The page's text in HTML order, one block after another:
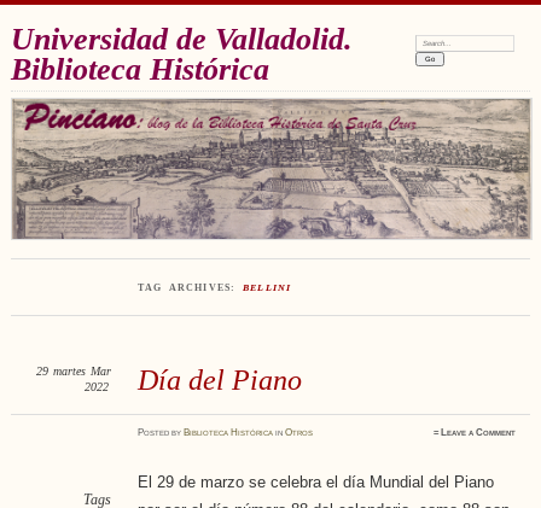
Universidad de Valladolid.
Biblioteca Histórica
Search:
TAG ARCHIVES: BELLINI
Día del Piano
29 martes Mar
2022
Postedby Biblioteca Histórica inOtros ≈ Leave a Comment
Tags
El 29 de marzo se celebra el día Mundial del Piano